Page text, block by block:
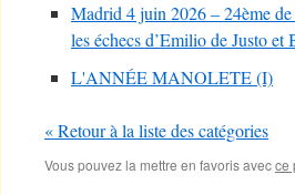
Madrid 4 juin 2026 – 24ème
les échecs d’Emilio de Justo et
L'ANNÉE MANOLETE (I)
« Retour à la liste des catégories
Vous pouvez la mettre en favoris avecce